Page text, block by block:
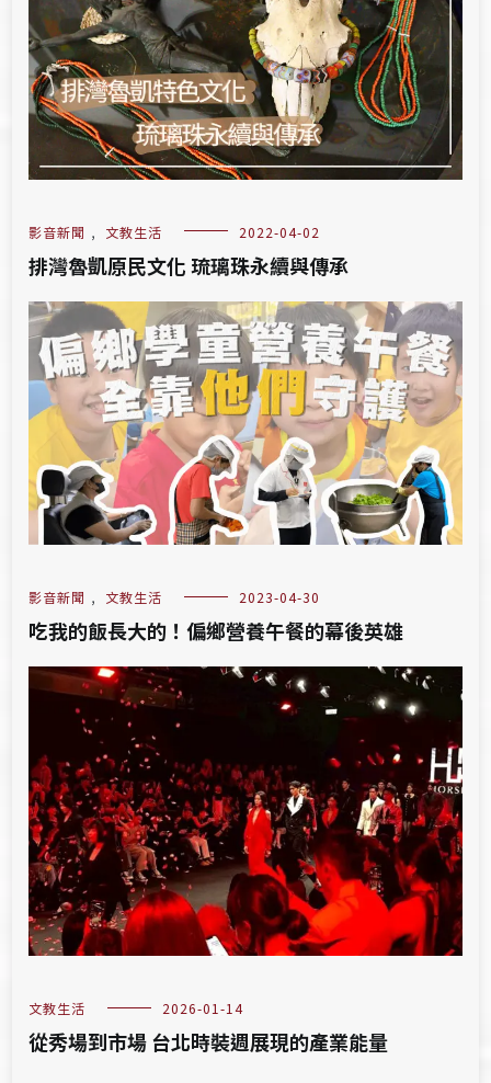
影音新聞 , 文教生活 2022-04-02
排灣魯凱原民文化 琉璃珠永續與傳承
影音新聞 , 文教生活 2023-04-30
吃我的飯長大的！偏鄉營養午餐的幕後英雄
文教生活 2026-01-14
從秀場到市場 台北時裝週展現的產業能量